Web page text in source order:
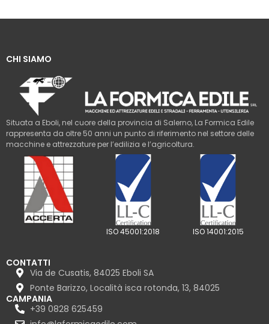
CHI SIAMO
Situata a Eboli, nel cuore della provincia di Salerno, La Formica Edile
rappresenta da oltre 50 anni un punto di riferimento nel settore delle
macchine e attrezzature per l’edilizia e l’agricoltura.
ISO 45001:2018 ISO 14001:2015
CONTATTI
Via de Cusatis, 84025 Eboli SA
Ponte Barizzo, Località isca rotonda, 13, 84025
CAMPANIA
+39 0828 625459